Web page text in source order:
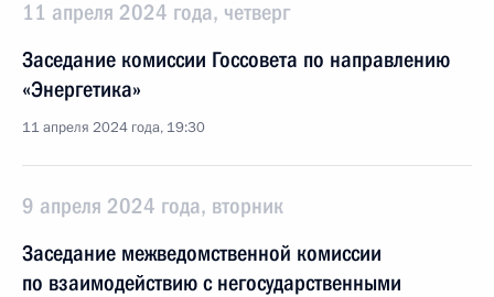
11 апреля 2024 года, четверг
Заседание комиссии Госсовета по направлению
«Энергетика»
11 апреля 2024 года, 19:30
9 апреля 2024 года, вторник
Заседание межведомственной комиссии
по взаимодействию с негосударственными